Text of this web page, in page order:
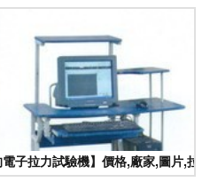
電子拉力試驗機】價格,廠家,圖片,拉